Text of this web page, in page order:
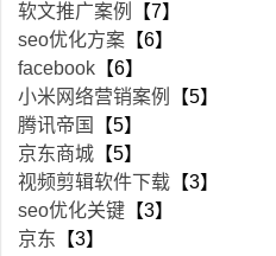
软文推广案例
【7】
seo优化方案 【6】
facebook 【6】
小米网络营销案例
【5】
腾讯帝国
【5】
京东商城 【5】
视频剪辑软件下载 【3】
seo优化关键 【3】
京东 【3】